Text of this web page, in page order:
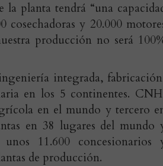
planta tendrá “una
cosechadoras y 20.000
producción no será
integrada,
en los 5 continentes.
en el mundo y tercero
en 38 lugares del mundo
11.600 concesionarios
de producción.